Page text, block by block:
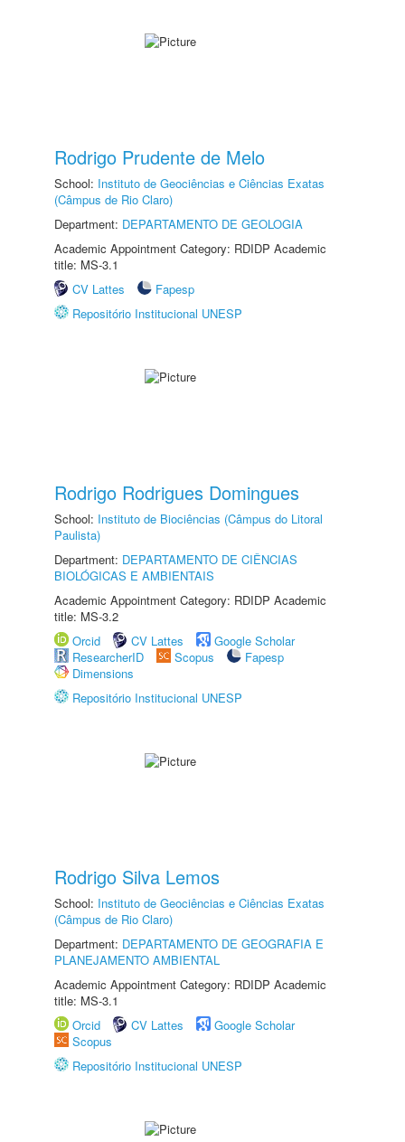
Rodrigo Prudente de Melo
School: Instituto de Geociências e Ciências Exatas
(Câmpus de Rio Claro)
Department: DEPARTAMENTO DE GEOLOGIA
Academic Appointment Category: RDIDP Academic
title: MS-3.1
CV Lattes
Fapesp
Repositório Institucional UNESP
Rodrigo Rodrigues Domingues
School: Instituto de Biociências (Câmpus do Litoral
Paulista)
Department: DEPARTAMENTO DE CIÊNCIAS
BIOLÓGICAS E AMBIENTAIS
Academic Appointment Category: RDIDP Academic
title: MS-3.2
Orcid
CV Lattes
Google Scholar
ResearcherID
Scopus
Fapesp
Dimensions
Repositório Institucional UNESP
Rodrigo Silva Lemos
School: Instituto de Geociências e Ciências Exatas
(Câmpus de Rio Claro)
Department: DEPARTAMENTO DE GEOGRAFIA E
PLANEJAMENTO AMBIENTAL
Academic Appointment Category: RDIDP Academic
title: MS-3.1
Orcid
CV Lattes
Google Scholar
Scopus
Repositório Institucional UNESP